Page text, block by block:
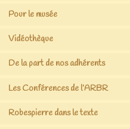
Pour le musée
Vidéothèque
De la part de nos adhérents
Les Conférences de l’ARBR
Robespierre dans le texte